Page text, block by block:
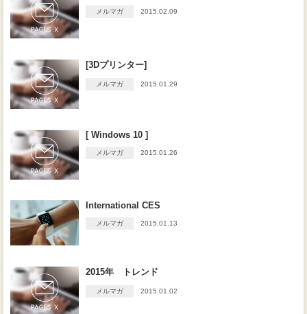
メルマガ 2015.02.09
[3Dプリンター]
メルマガ 2015.01.29
[ Windows 10 ]
メルマガ 2015.01.26
International CES
メルマガ 2015.01.13
2015年 トレンド
メルマガ 2015.01.02